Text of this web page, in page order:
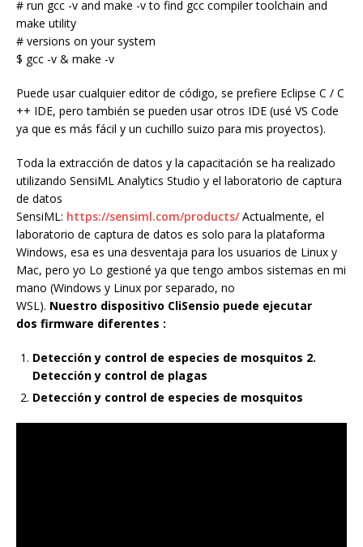
# run gcc -v and make -v to find gcc compiler toolchain and
make utility
# versions on your system
$ gcc -v & make -v
Puede usar cualquier editor de código, se prefiere Eclipse C / C
++ IDE, pero también se pueden usar otros IDE (usé VS Code
ya que es más fácil y un cuchillo suizo para mis proyectos).
Toda la extracción de datos y la capacitación se ha realizado
utilizando SensiML Analytics Studio y el laboratorio de captura
de datos
SensiML: https://sensiml.com/products/Actualmente, el
laboratorio de captura de datos es solo para la plataforma
Windows, esa es una desventaja para los usuarios de Linux y
Mac, pero yo Lo gestioné ya que tengo ambos sistemas en mi
mano (Windows y Linux por separado, no
WSL). Nuestro dispositivo CliSensio puede ejecutar
dos firmware diferentes :
Detección y control de especies de mosquitos 2.
Detección y control de plagas
Detección y control de especies de mosquitos